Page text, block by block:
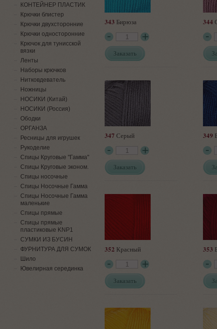
343 Бирюза
Заказать
344
347 Серый
Заказать
349
352 Красный
Заказать
353
КОНТЕЙНЕР ПЛАСТИК
Крючки блистер
Крючки двухсторонние
Крючки односторонние
Крючок для тунисской
вязки
Ленты
Наборы крючков
Нитковдеватель
Ножницы
НОСИКИ (Китай)
НОСИКИ (Россия)
Ободки
ОРГАНЗА
Ресницы для игрушек
Рукоделие
Спицы Круговые "Гамма"
Спицы Круговые эконом.
Спицы носочные
Спицы Носочные Гамма
Спицы Носочные Гамма
маленькие
Спицы прямые
Спицы прямые
пластиковые KNP1
СУМКИ ИЗ БУСИН
ФУРНИТУРА ДЛЯ СУМОК
Шило
Ювелирная серединка